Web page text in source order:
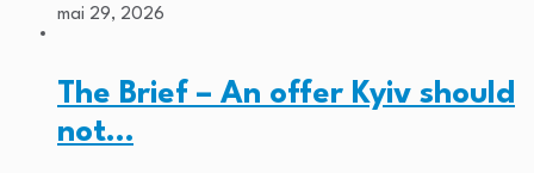
mai 29, 2026
The Brief – An offer Kyiv should
not…